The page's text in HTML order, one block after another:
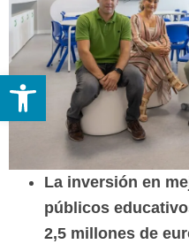
La inversión en
públicos
2,5 millones de
Abrir barra